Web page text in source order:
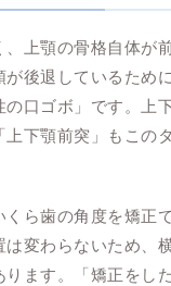
、上顎の骨格自体が
が後退しているため
の口ゴボ」です。上
上下顎前突」もこの
くら歯の角度を矯正
は変わらないため、
ります。「矯正をし